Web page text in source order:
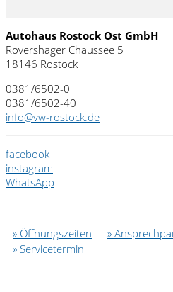
Autohaus Rostock Ost GmbH
Rövershäger Chaussee 5
18146 Rostock
0381/6502-0
0381/6502-40
info@vw-rostock.de
facebook
instagram
WhatsApp
» Öffnungszeiten »
» Servicetermin